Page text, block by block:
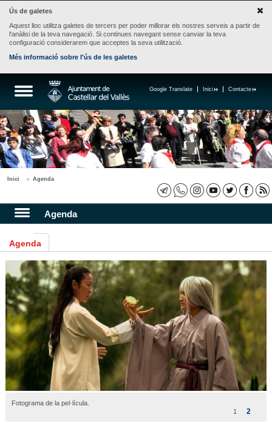
Ús de galetes
Aquest lloc utilitza galetes de tercers per poder millorar els nostres serveis a partir de
l'anàlisi de la teva navegació. Si continues navegant sense canviar la teva
configuració considerarem que acceptes la seva utilització.
Més informació sobre l'ús de les galetes
Contacte
Inici
Google Translate
Inici Agenda
Agenda
Agenda
Fotograma de la pel·lícula.
1
2